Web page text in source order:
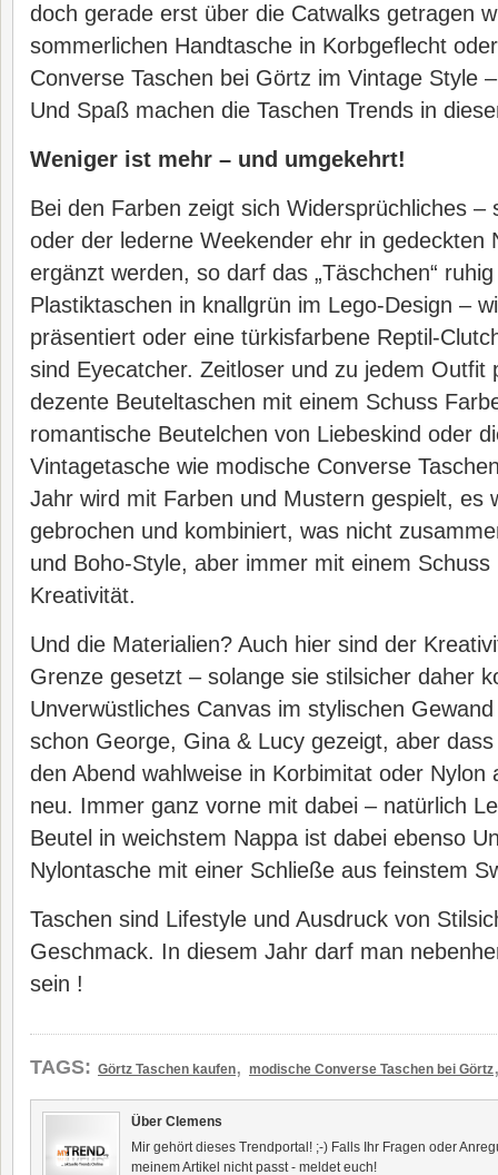
doch gerade erst über die Catwalks getragen
sommerlichen Handtasche in Korbgeflecht
Converse Taschen bei Görtz im Vintage Style
Und Spaß machen die Taschen Trends in
Weniger ist mehr – und umgekehrt!
Bei den Farben zeigt sich Widersprüchliches –
oder der lederne Weekender ehr in gedeckten
ergänzt werden, so darf das „Täschchen“
Plastiktaschen in knallgrün im Lego-Design –
präsentiert oder eine türkisfarbene Reptil-
sind Eyecatcher. Zeitloser und zu jedem Outfit
dezente Beuteltaschen mit einem Schuss
romantische Beutelchen von Liebeskind oder
Vintagetasche wie modische Converse
Jahr wird mit Farben und Mustern gespielt, es
gebrochen und kombiniert, was nicht
und Boho-Style, aber immer mit einem Schuss
Kreativität.
Und die Materialien? Auch hier sind der
Grenze gesetzt – solange sie stilsicher daher
Unverwüstliches Canvas im stylischen
schon George, Gina & Lucy gezeigt, aber
den Abend wahlweise in Korbimitat oder Nylon
neu. Immer ganz vorne mit dabei – natürlich
Beutel in weichstem Nappa ist dabei ebenso
Nylontasche mit einer Schließe aus feinstem
Taschen sind Lifestyle und Ausdruck von
Geschmack. In diesem Jahr darf man
sein !
TAGS: Görtz Taschen kaufen, modische Converse Taschen bei Görtz
Über Clemens
Mir gehört dieses Trendportal! ;-) Falls Ihr Fragen oder
meinem Artikel nicht passt - meldet euch!